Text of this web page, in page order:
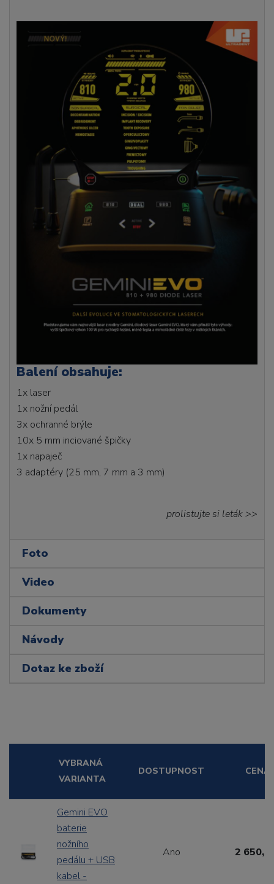
Balení obsahuje:
1x laser
1x nožní pedál
3x ochranné brýle
10x 5 mm inciované špičky
1x napaječ
3 adaptéry (25 mm, 7 mm a 3 mm)
prolistujte si leták >>
Foto
Video
Dokumenty
Návody
Dotaz ke zboží
VYBRANÁ
VARIANTA
DOSTUPNOST CENA
Gemini EVO
baterie
nožního
pedálu + USB
kabel -
Ano 2